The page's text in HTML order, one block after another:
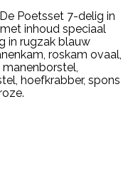
Poetsset 7-delig in
inhoud speciaal
in rugzak blauw
roskam ovaal,
hoefkrabber, spons